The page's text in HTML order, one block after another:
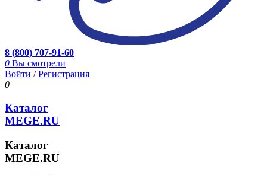
8 (800) 707-91-60
0 Вы смотрели
Войти /Регистрация
0
Каталог
MEGE.RU
Каталог
MEGE.RU